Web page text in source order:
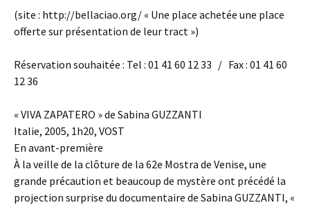
(site : http://bellaciao.org/ « Une place achetée une place
offerte sur présentation de leur tract »)
Réservation souhaitée : Tel : 01 41 60 12 33 / Fax : 01 41 60
12 36
« VIVA ZAPATERO » de Sabina GUZZANTI
Italie, 2005, 1h20, VOST
En avant-première
À la veille de la clôture de la 62e Mostra de Venise, une
grande précaution et beaucoup de mystère ont précédé la
projection surprise du documentaire de Sabina GUZZANTI, «